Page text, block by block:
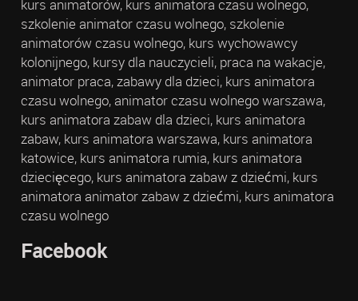
kurs animatorów, kurs animatora czasu wolnego,
szkolenie animator czasu wolnego, szkolenie
animatorów czasu wolnego, kurs wychowawcy
kolonijnego, kursy dla nauczycieli, praca na wakacje,
animator praca, zabawy dla dzieci, kurs animatora
czasu wolnego, animator czasu wolnego warszawa,
kurs animatora zabaw dla dzieci, kurs animatora
zabaw, kurs animatora warszawa, kurs animatora
katowice, kurs animatora rumia, kurs animatora
dziecięcego, kurs animatora zabaw z dziećmi, kurs
animatora animator zabaw z dziećmi, kurs animatora
czasu wolnego
Facebook